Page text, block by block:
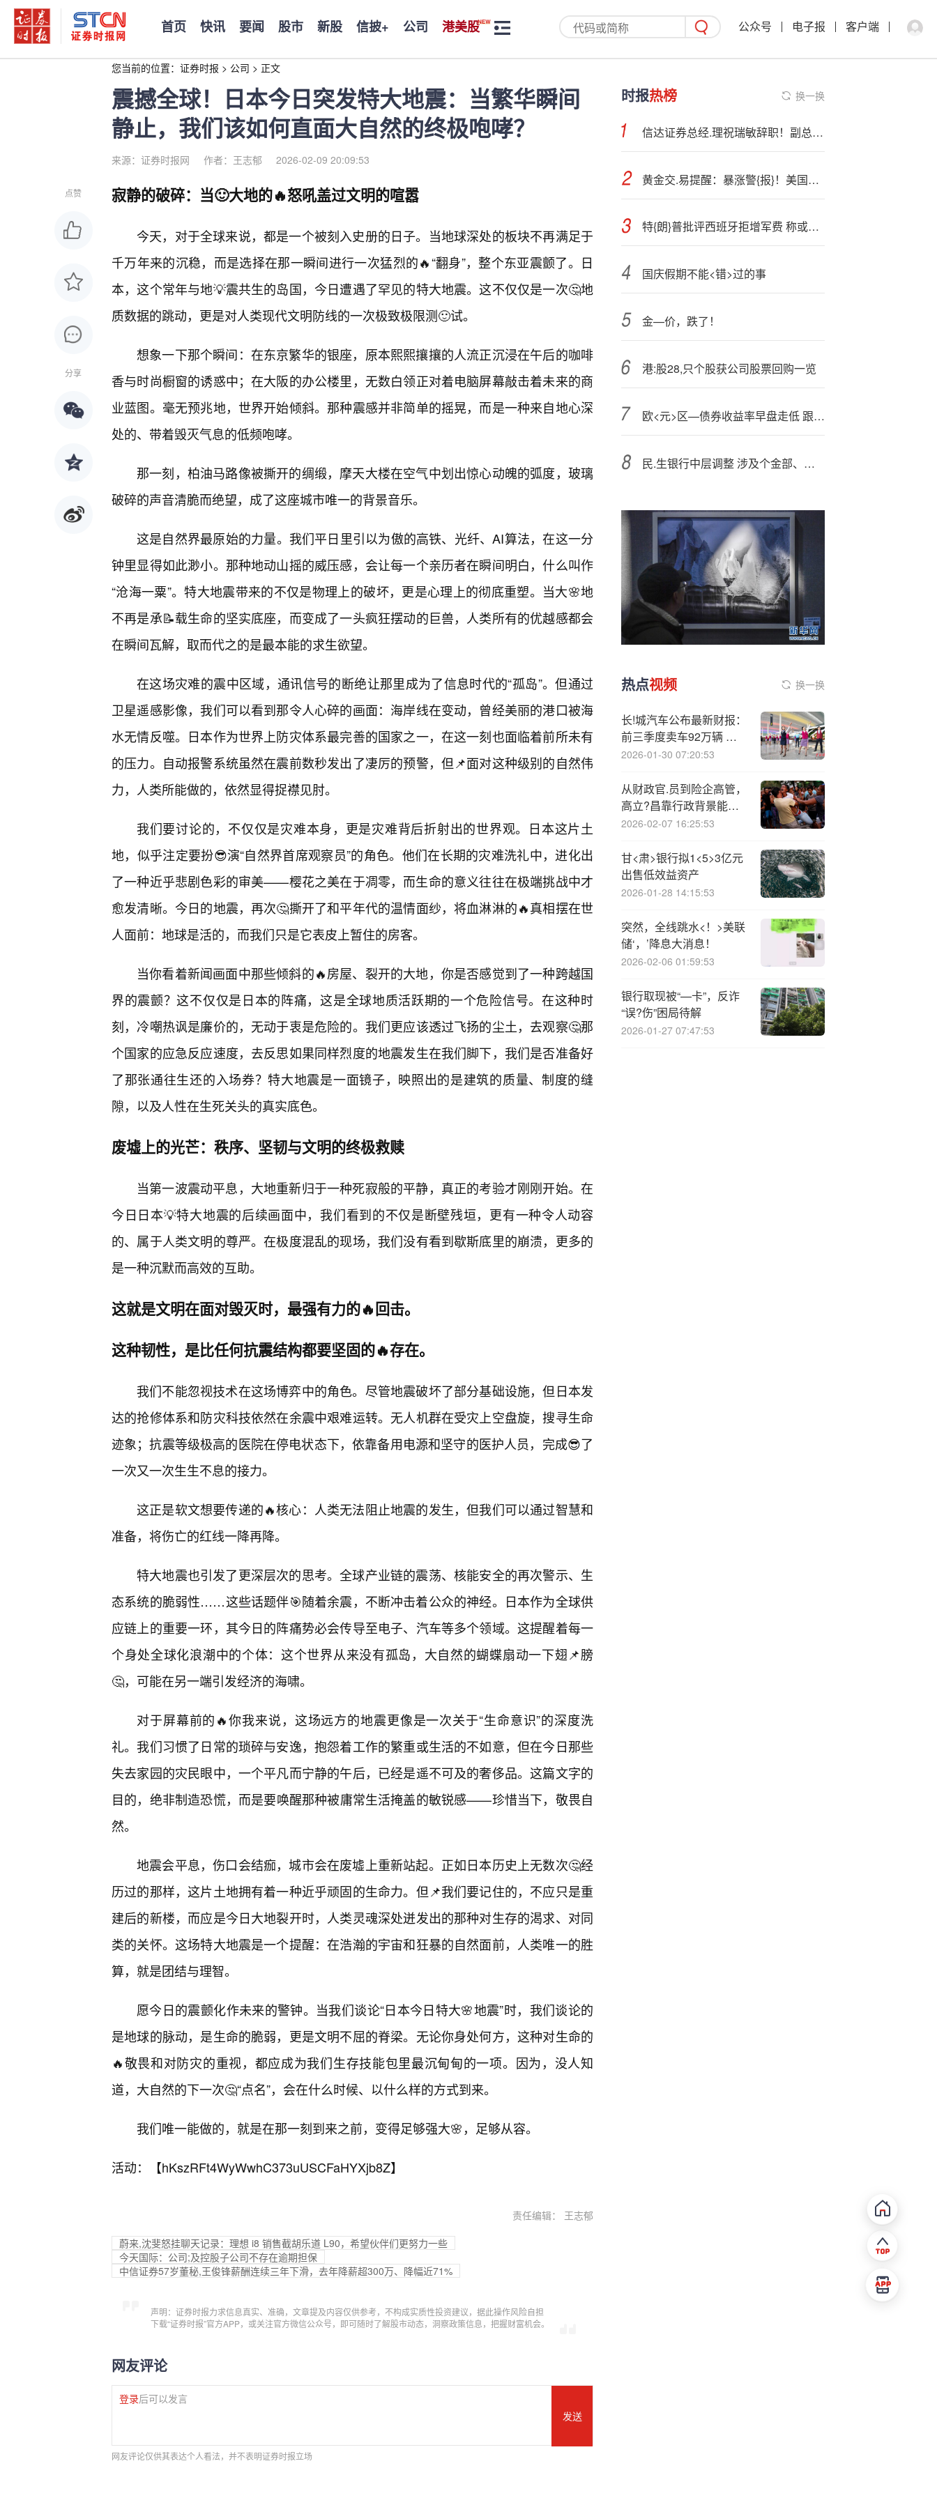
首页 快讯 要闻 股市 新股 信披+ 公司 港美股 公众号 电子报 客户端
您当前的位置： 证券时报 > 公司 > 正文
震撼全球！日本今日突发特大地震：当繁华瞬间
静止，我们该如何直面大自然的终极咆哮？
来源：证券时报网 作者：王志郁 2026-02-09 20:09:53
点赞
分享
寂静的破碎：当🙂大地的🔥怒吼盖过文明的喧嚣
今天，对于全球来说，都是一个被刻入史册的日子。当地球深处的板块不再满足于
千万年来的沉稳，而是选择在那一瞬间进行一次猛烈的🔥“翻身”，整个东亚震颤了。日
本，这个常年与地💡震共生的岛国，今日遭遇了罕见的特大地震。这不仅仅是一次🤔地
质数据的跳动，更是对人类现代文明防线的一次极致极限测🙂试。
想象一下那个瞬间：在东京繁华的银座，原本熙熙攘攘的人流正沉浸在午后的咖啡
香与时尚橱窗的诱惑中；在大阪的办公楼里，无数白领正对着电脑屏幕敲击着未来的商
业蓝图。毫无预兆地，世界开始倾斜。那种震感并非简单的摇晃，而是一种来自地心深
处的、带着毁灭气息的低频咆哮。
那一刻，柏油马路像被撕开的绸缎，摩天大楼在空气中划出惊心动魄的弧度，玻璃
破碎的声音清脆而绝望，成了这座城市唯一的背景音乐。
这是自然界最原始的力量。我们平日里引以为傲的高铁、光纤、AI算法，在这一分
钟里显得如此渺小。那种地动山摇的威压感，会让每一个亲历者在瞬间明白，什么叫作
“沧海一粟”。特大地震带来的不仅是物理上的破坏，更是心理上的彻底重塑。当大🌸地
不再是承📝载生命的坚实底座，而变成了一头疯狂摆动的巨兽，人类所有的优越感都会
在瞬间瓦解，取而代之的是最本能的求生欲望。
在这场灾难的震中区域，通讯信号的断绝让那里成为了信息时代的“孤岛”。但通过
卫星遥感影像，我们可以看到那令人心碎的画面：海岸线在变动，曾经美丽的港口被海
水无情反噬。日本作为世界上防灾体系最完善的国家之一，在这一刻也面临着前所未有
的压力。自动报警系统虽然在震前数秒发出了凄厉的预警，但📌面对这种级别的自然伟
力，人类所能做的，依然显得捉襟见肘。
我们要讨论的，不仅仅是灾难本身，更是灾难背后折射出的世界观。日本这片土
地，似乎注定要扮😎演“自然界首席观察员”的角色。他们在长期的灾难洗礼中，进化出
了一种近乎悲剧色彩的审美——樱花之美在于凋零，而生命的意义往往在极端挑战中才
愈发清晰。今日的地震，再次🤔撕开了和平年代的温情面纱，将血淋淋的🔥真相摆在世
人面前：地球是活的，而我们只是它表皮上暂住的房客。
当你看着新闻画面中那些倾斜的🔥房屋、裂开的大地，你是否感觉到了一种跨越国
界的震颤？这不仅仅是日本的阵痛，这是全球地质活跃期的一个危险信号。在这种时
刻，冷嘲热讽是廉价的，无动于衷是危险的。我们更应该透过飞扬的尘土，去观察🤔那
个国家的应急反应速度，去反思如果同样烈度的地震发生在我们脚下，我们是否准备好
了那张通往生还的入场券？特大地震是一面镜子，映照出的是建筑的质量、制度的缝
隙，以及人性在生死关头的真实底色。
废墟上的光芒：秩序、坚韧与文明的终极救赎
当第一波震动平息，大地重新归于一种死寂般的平静，真正的考验才刚刚开始。在
今日日本💡特大地震的后续画面中，我们看到的不仅是断壁残垣，更有一种令人动容
的、属于人类文明的尊严。在极度混乱的现场，我们没有看到歇斯底里的崩溃，更多的
是一种沉默而高效的互助。
这就是文明在面对毁灭时，最强有力的🔥回击。
这种韧性，是比任何抗震结构都要坚固的🔥存在。
我们不能忽视技术在这场博弈中的角色。尽管地震破坏了部分基础设施，但日本发
达的抢修体系和防灾科技依然在余震中艰难运转。无人机群在受灾上空盘旋，搜寻生命
迹象；抗震等级极高的医院在停电状态下，依靠备用电源和坚守的医护人员，完成😎了
一次又一次生生不息的接力。
这正是软文想要传递的🔥核心：人类无法阻止地震的发生，但我们可以通过智慧和
准备，将伤亡的红线一降再降。
特大地震也引发了更深层次的思考。全球产业链的震荡、核能安全的再次警示、生
态系统的脆弱性……这些话题伴🎯随着余震，不断冲击着公众的神经。日本作为全球供
应链上的重要一环，其今日的阵痛势必会传导至电子、汽车等多个领域。这提醒着每一
个身处全球化浪潮中的个体：这个世界从来没有孤岛，大自然的蝴蝶扇动一下翅📌膀
🤔，可能在另一端引发经济的海啸。
对于屏幕前的🔥你我来说，这场远方的地震更像是一次关于“生命意识”的深度洗
礼。我们习惯了日常的琐碎与安逸，抱怨着工作的繁重或生活的不如意，但在今日那些
失去家园的灾民眼中，一个平凡而宁静的午后，已经是遥不可及的奢侈品。这篇文字的
目的，绝非制造恐慌，而是要唤醒那种被庸常生活掩盖的敏锐感——珍惜当下，敬畏自
然。
地震会平息，伤口会结痂，城市会在废墟上重新站起。正如日本历史上无数次🤔经
历过的那样，这片土地拥有着一种近乎顽固的生命力。但📌我们要记住的，不应只是重
建后的新楼，而应是今日大地裂开时，人类灵魂深处迸发出的那种对生存的渴求、对同
类的关怀。这场特大地震是一个提醒：在浩瀚的宇宙和狂暴的自然面前，人类唯一的胜
算，就是团结与理智。
愿今日的震颤化作未来的警钟。当我们谈论“日本今日特大🌸地震”时，我们谈论的
是地球的脉动，是生命的脆弱，更是文明不屈的脊梁。无论你身处何方，这种对生命的
🔥敬畏和对防灾的重视，都应成为我们生存技能包里最沉甸甸的一项。因为，没人知
道，大自然的下一次🤔“点名”，会在什么时候、以什么样的方式到来。
我们唯一能做的，就是在那一刻到来之前，变得足够强大🌸，足够从容。
活动：【hKszRFt4WyWwhC373uUSCFaHYXjb8Z】
责任编辑： 王志郁
蔚来,沈斐怒挂聊天记录：理想 i8 销售截胡乐道 L90，希望伙伴们更努力一些
今天国际：公司;及控股子公司不存在逾期担保
中信证券57岁董秘,王俊锋薪酬连续三年下滑，去年降薪超300万、降幅近71%
声明：证券时报力求信息真实、准确，文章提及内容仅供参考，不构成实质性投资建议，据此操作风险自担
下载“证券时报”官方APP，或关注官方微信公众号，即可随时了解股市动态，洞察政策信息，把握财富机会。
网友评论
登录后可以发言
发送
网友评论仅供其表达个人看法，并不表明证券时报立场
时报热榜 换一换
信达证券总经.理祝瑞敏辞职！副总经理、财务总监张毅代行总经理
黄金交.易提醒：暴涨警{报}！美国停摆危机下，金价或剑指4000美元大关？
特{朗}普批评西班牙拒增军费 称或考虑将其移出北约
国庆假期不能<错>过的事
金—价，跌了！
港:股28,只个股获公司股票回购一览
欧<元>区—债券收益率早盘走低 跟随美债走势
民.生银行中层调整 涉及个金部、信用卡中心和北京分行
热点视频 换一换
长!城汽车公布最新财报：
前三季度卖车92万辆 净
赚86亿元
2026-01-30 07:20:53
从财政官.员到险企高管，
高立?昌靠行政背景能否
带领中路财险破局？
2026-02-07 16:25:53
甘<肃>银行拟1<5>3亿元
出售低效益资产
2026-01-28 14:15:53
突然，全线跳水<！>美联
储‘，’降息大消息！
2026-02-06 01:59:53
银行取现被“—卡”，反诈
“误?伤”困局待解
2026-01-27 07:47:53